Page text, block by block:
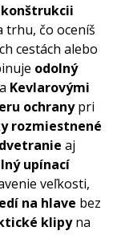
trhu, čo oceníš
cestách alebo
odolný
a Kevlarovými
ochranypri
rozmiestnené
aj
upínací
veľkosti,
na hlave bez
klipyna